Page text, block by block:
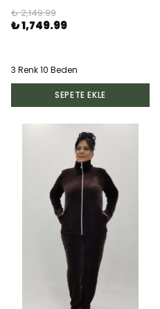
₺ 2,149.99
₺ 1,749.99
3 Renk 10 Beden
SEPETE EKLE